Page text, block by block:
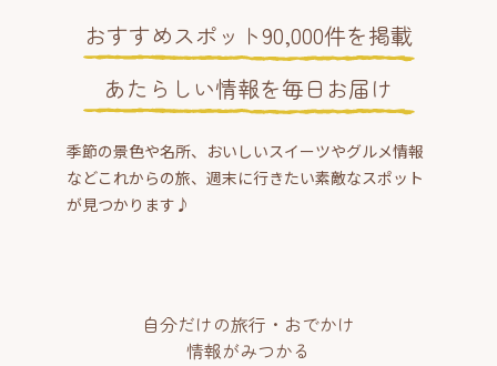
おすすめスポット90,000件を掲載
あたらしい情報を毎日お届け
季節の景色や名所、おいしいスイーツやグルメ情報
などこれからの旅、週末に行きたい素敵なスポット
が見つかります♪
自分だけの旅行・おでかけ
情報がみつかる